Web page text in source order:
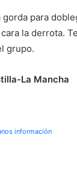
para
la derrota.
grupo.
La Mancha
información